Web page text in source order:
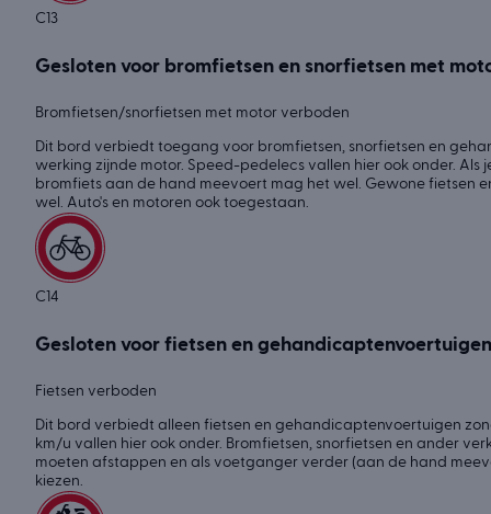
C13
Gesloten voor bromfietsen en snorfietsen met
Bromfietsen/snorfietsen met motor verboden
Dit bord verbiedt toegang voor bromfietsen, snorfietsen en
werking zijnde motor. Speed-pedelecs vallen hier ook onder. Als
bromfiets aan de hand meevoert mag het wel. Gewone fietsen
wel. Auto's en motoren ook toegestaan.
C14
Gesloten voor fietsen en
Fietsen verboden
Dit bord verbiedt alleen fietsen en gehandicaptenvoertuigen
km/u vallen hier ook onder. Bromfietsen, snorfietsen en ander
moeten afstappen en als voetganger verder (aan de hand
kiezen.